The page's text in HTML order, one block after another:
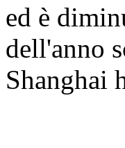
ed è
dell'anno
Shanghai